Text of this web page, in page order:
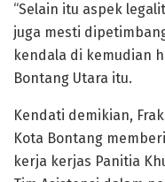
“Selain itu aspek
juga mesti
kendala di kemudian
Bontang Utara itu.
Kendati demikian,
Kota Bontang
kerja kerjas Panitia